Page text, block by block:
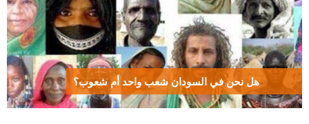
هل نحن في السودان شعب واحد أم شعوب؟